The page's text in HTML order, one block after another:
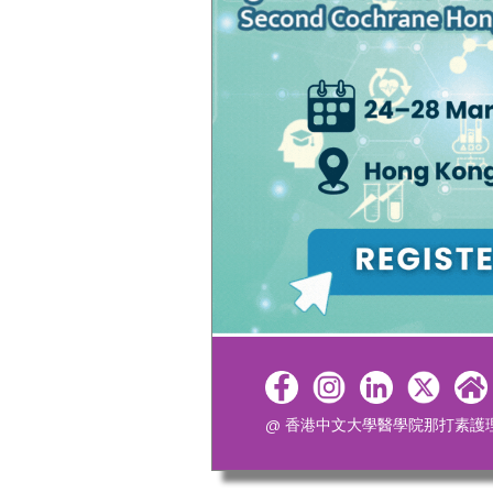
@ 香港中文大學醫學院那打素護